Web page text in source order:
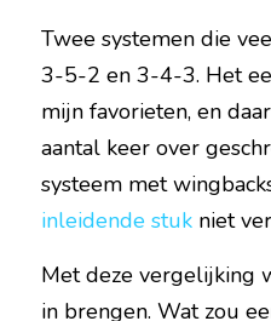
Twee systemen die
3-5-2 en 3-4-3. Het
mijn favorieten, en
aantal keer over
systeem met
inleidende stuk niet
Met deze vergelijking
in brengen. Wat zou